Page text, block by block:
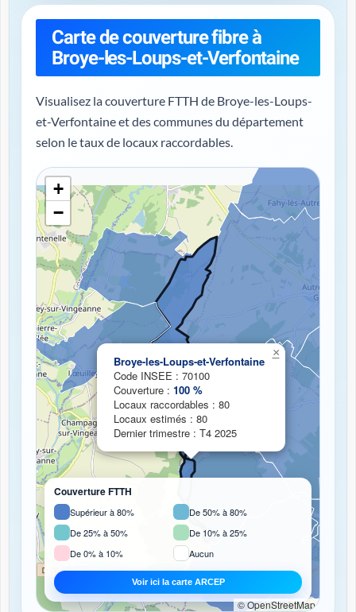
Carte de couverture fibre à
Broye-les-Loups-et-Verfontaine
Visualisez la couverture FTTH de Broye-les-Loups-
et-Verfontaine et des communes du département
selon le taux de locaux raccordables.
Chargement de la carte de couverture fibre...
Broye-les-Loups-et-Verfontaine
Code INSEE : 70100
Couverture : 100 %
Locaux raccordables : 80
Locaux estimés : 80
Dernier trimestre : T4 2025
×
+
−
Couverture FTTH
Supérieur à 80%
De 50% à 80%
De 25% à 50%
De 10% à 25%
De 0% à 10%
Aucun
Voir ici la carte ARCEP
© OpenStreetMap